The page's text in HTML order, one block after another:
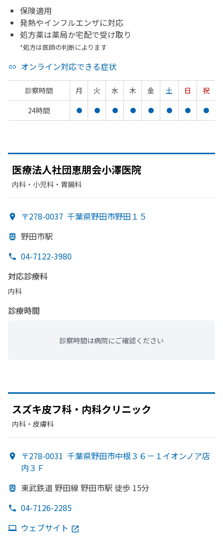
保険適用
発熱やインフルエンザに対応
処方薬は薬局か宅配で受け取り
*処方は医師の判断によります
オンライン対応できる症状
診察時間 月 火 水 木 金 土 日
祝
24時間
● ● ● ● ● ● ● ●
医療法人社団恵朋会小澤医院
内科・​小児科・​胃腸科
〒278-0037 千葉県野田市野田１５
野田市駅
04-7122-3980
対応診療科
内科
診療時間
診察時間は病院にご確認ください
スズキ皮フ科・内科クリニック
内科・​皮膚科
〒278-0031 千葉県野田市中根３６－１イオンノア店
内３Ｆ
東武鉄道 野田線 野田市駅 徒歩 15分
04-7126-2285
ウェブサイト